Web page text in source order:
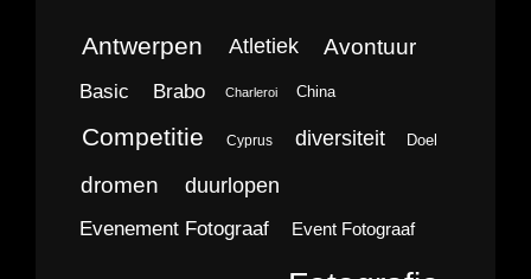
Antwerpen Atletiek Avontuur
Basic Brabo Charleroi China
Competitie Cyprus diversiteit Doel
dromen duurlopen
Evenement Fotograaf Event Fotograaf